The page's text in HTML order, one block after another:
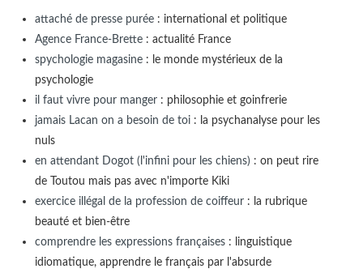
attaché de presse purée: international et politique
Agence France-Brette: actualité France
spychologie magasine: le monde mystérieux de la
psychologie
il faut vivre pour manger: philosophie et goinfrerie
jamais Lacan on a besoin de toi: la psychanalyse pour les
nuls
en attendant Dogot (l'infini pour les chiens): on peut rire
de Toutou mais pas avec n'importe Kiki
exercice illégal de la profession de coiffeur: la rubrique
beauté et bien-être
comprendre les expressions françaises: linguistique
idiomatique, apprendre le français par l'absurde